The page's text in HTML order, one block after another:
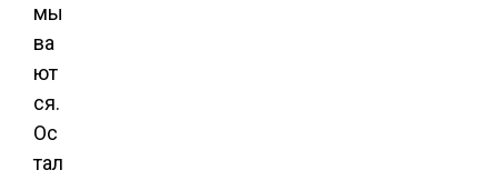
мы
ва
ют
ся.
Ос
тал